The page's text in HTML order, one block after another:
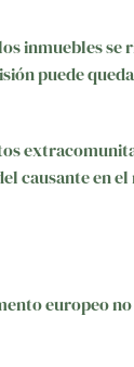
inmuebles
puede
causante en
europeo